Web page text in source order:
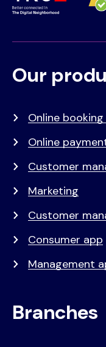
Voet
Primair
Our
Online
Online
Customer
Marketing
Customer
Consumer app
Management
Branches